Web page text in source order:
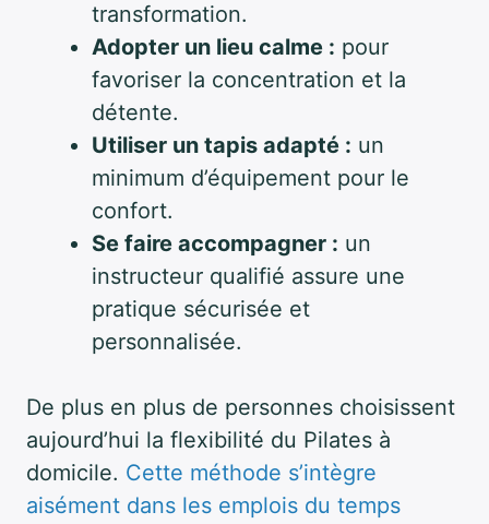
transformation.
Adopter un lieu calme : pour
favoriser la concentration et la
détente.
Utiliser un tapis adapté : un
minimum d’équipement pour le
confort.
Se faire accompagner : un
instructeur qualifié assure une
pratique sécurisée et
personnalisée.
De plus en plus de personnes choisissent
aujourd’hui la flexibilité du Pilates à
domicile. Cette méthode s’intègre
aisément dans les emplois du temps